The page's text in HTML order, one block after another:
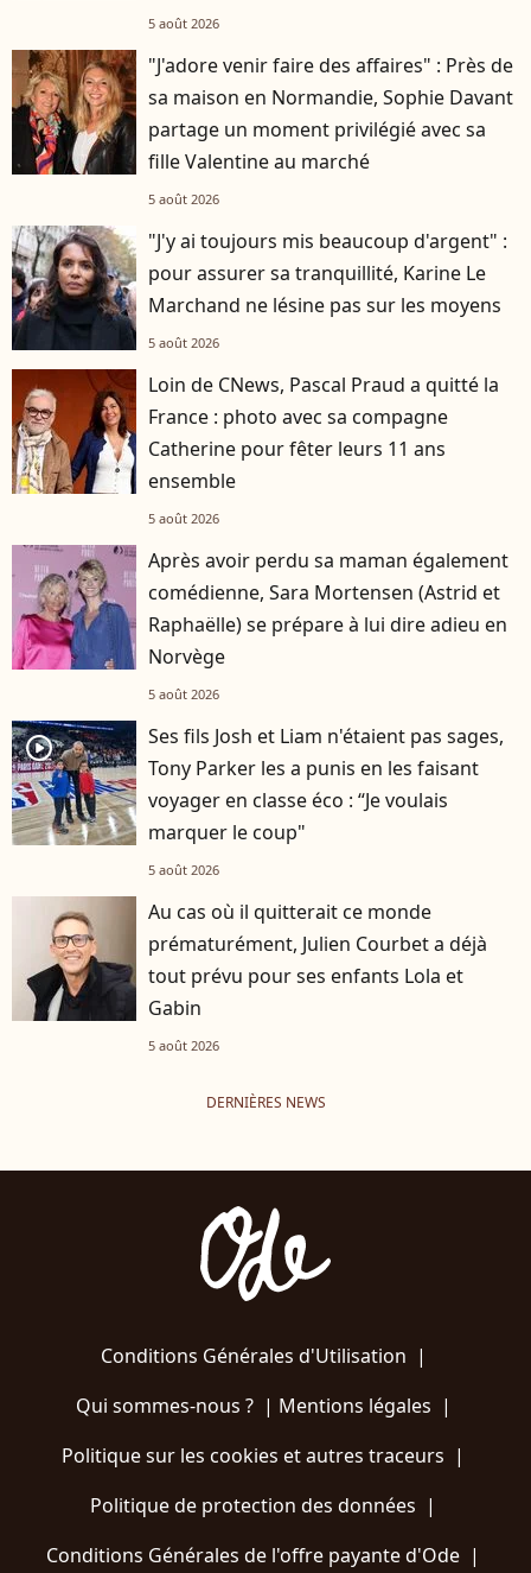
5 août 2026
"J'adore venir faire des affaires" : Près de
sa maison en Normandie, Sophie Davant
partage un moment privilégié avec sa
fille Valentine au marché
5 août 2026
"J'y ai toujours mis beaucoup d'argent" :
pour assurer sa tranquillité, Karine Le
Marchand ne lésine pas sur les moyens
5 août 2026
Loin de CNews, Pascal Praud a quitté la
France : photo avec sa compagne
Catherine pour fêter leurs 11 ans
ensemble
5 août 2026
Après avoir perdu sa maman également
comédienne, Sara Mortensen (Astrid et
Raphaëlle) se prépare à lui dire adieu en
Norvège
5 août 2026
player2
Ses fils Josh et Liam n'étaient pas sages,
Tony Parker les a punis en les faisant
voyager en classe éco : “Je voulais
marquer le coup"
5 août 2026
Au cas où il quitterait ce monde
prématurément, Julien Courbet a déjà
tout prévu pour ses enfants Lola et
Gabin
5 août 2026
DERNIÈRES NEWS
Conditions Générales d'Utilisation |
Qui sommes-nous ?| Mentions légales |
Politique sur les cookies et autres traceurs |
Politique de protection des données |
Conditions Générales de l'offre payante d'Ode |